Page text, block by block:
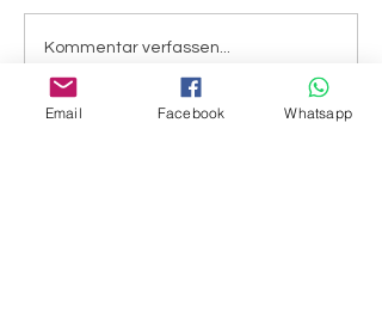
Gänseblümchen
Kommentar verfassen...
Email Facebook Whatsapp